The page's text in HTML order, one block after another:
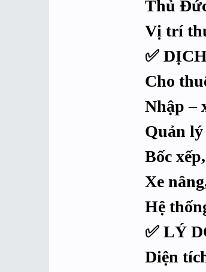
Thủ
Vị trí
✅
Cho
Nhập –
Quản
Bốc
Xe
Hệ
✅ LÝ
Diện